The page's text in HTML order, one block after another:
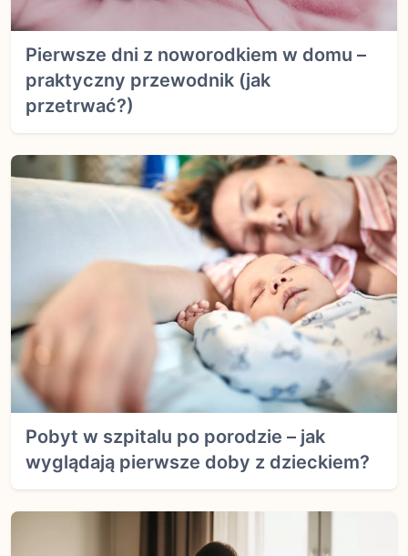
Pierwsze dni z noworodkiem w domu –
praktyczny przewodnik (jak
przetrwać?)
Pobyt w szpitalu po porodzie – jak
wyglądają pierwsze doby z dzieckiem?